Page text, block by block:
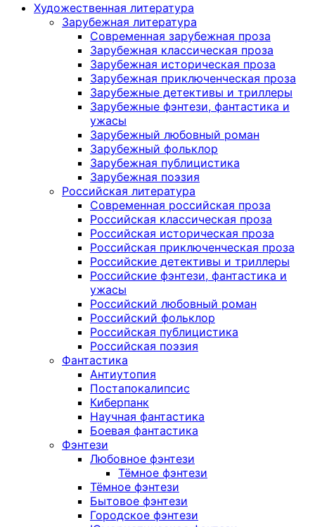
Художественная литература
Зарубежная литература
Современная зарубежная проза
Зарубежная классическая проза
Зарубежная историческая проза
Зарубежная приключенческая проза
Зарубежные детективы и триллеры
Зарубежные фэнтези, фантастика и
ужасы
Зарубежный любовный роман
Зарубежный фольклор
Зарубежная публицистика
Зарубежная поэзия
Российская литература
Современная российская проза
Российская классическая проза
Российская историческая проза
Российская приключенческая проза
Российские детективы и триллеры
Российские фэнтези, фантастика и
ужасы
Российский любовный роман
Российский фольклор
Российская публицистика
Российская поэзия
Фантастика
Антиутопия
Постапокалипсис
Киберпанк
Научная фантастика
Боевая фантастика
Фэнтези
Любовное фэнтези
Тёмное фэнтези
Тёмное фэнтези
Бытовое фэнтези
Городское фэнтези